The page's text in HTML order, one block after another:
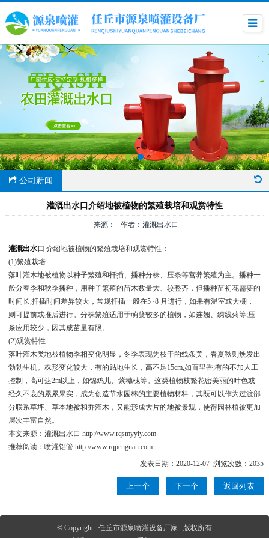
公司新闻
灌溉出水口介绍地被植物的繁殖栽培和观赏特性
来源： 作者：灌溉出水口
灌溉出水口 介绍地被植物的繁殖栽培和观赏特性：
(1)繁殖栽培
落叶灌木地被植物以种子繁殖和扦插、播种分株、压条等营养繁殖为主。播种一
般分春季和秋季播种，用种子繁殖的苗木数量大、较整齐，但播种苗初花需要的
时间长;扦插时间差异较大，常规扦插一般在5~8 月进行，如果有温室或大棚，
则可提前或推后进行。分株繁殖适用于萌蘖较多的植物，如连翘、绣线菊等;压
条应用较少，因其成苗量有限。
(2)观赏特性
落叶灌木类地被植物季相变化明显，冬季表现为枝干的线条美，春夏秋则焕发出
勃勃生机。株形变化较大，有的贴地生长，高不足15cm,如百里香;有的不加人工
控制，高可达2m以上，如锦鸡儿、紫穗槐等。这类植物枝繁花密美丽的叶色或
经久不衰的累累果实，成为创造节水园林的主要植物材料，其既可以作为过渡部
分联系草坪、草本地被和乔灌木，又能形成大片的地被景观，使得园林植被更加
层次丰富自然。
本文来源： 灌溉出水口 http://www.rqsmyyly.com
推荐阅读：喷灌铝管 http://www.rqpenguan.com
发表日期：2020-12-07 浏览次数：2035
上一个 下一个 返回列表
© Copyright 任丘市源泉喷灌设备厂家 版权所有